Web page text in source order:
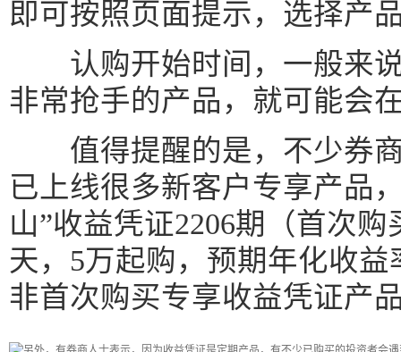
即可按照页面提示，选择产
认购开始时间，一般来说
非常抢手的产品，就可能会
值得提醒的是，不少券商
已上线很多新客户专享产品
山”收益凭证2206期（首次
天，5万起购，预期年化收
非首次购买专享收益凭证产